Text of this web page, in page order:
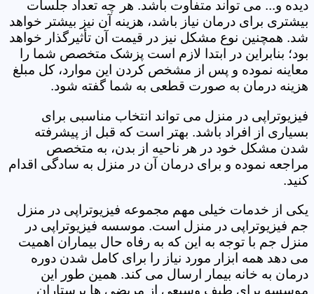
دیده و... می تواند متفاوت باشد. هر چه تعداد جلسات
بیشتری برای درمان نیاز باشد، هزینه آن نیز بیشتر خواهد
شد. همچنین نوع مشکل نیز در قیمت آن تأثیرگذار خواهد
بود؛ بنابراین در ابتدا لازم است پزشک متخصص شما را
معاینه نموده و پس از مشخص کردن این موارد، کل مبلغ
هزینه درمان به صورت قطعی به شما گفته شود.
فیزیوتراپی در منزل می تواند انتخاب مناسبی برای
بسیاری از افراد باشد. بهتر است که قبل از پیشرفته
شدن مشکل خود در هر ناحیه از بدن، به متخصص
مراجعه نموده و برای درمان آن در منزل به سادگی اقدام
کنید.
یکی از خدمات خیلی مهم مجموعه فیزیوتراپی در منزل
جم فیزیوتراپی در منزل است. موسسه فیزیوتراپی در
منزل جم با توجه به این که به رفاه حال بیماران اهمیت
می دهد همه ابزار مورد نیاز را برای کامل شدن دوره
درمان به خانه بیمار ارسال می کند. همین طور این
موسسه برای طیف وسیعی از مریضی ها پرستاران